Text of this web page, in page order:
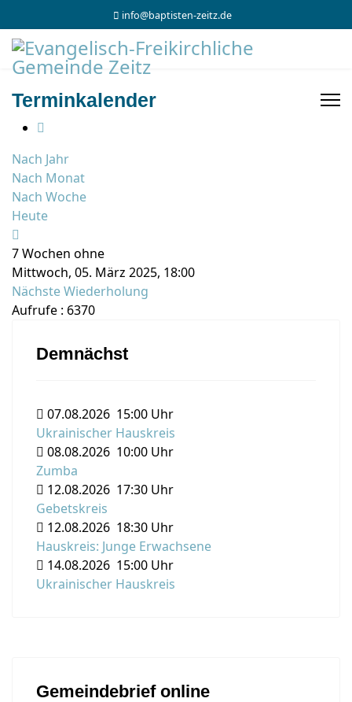
info@baptisten-zeitz.de
Terminkalender
Nach Jahr
Nach Monat
Nach Woche
Heute
7 Wochen ohne
Mittwoch, 05. März 2025, 18:00
Nächste Wiederholung
Aufrufe : 6370
Demnächst
07.08.2026 15:00 Uhr
Ukrainischer Hauskreis
08.08.2026 10:00 Uhr
Zumba
12.08.2026 17:30 Uhr
Gebetskreis
12.08.2026 18:30 Uhr
Hauskreis: Junge Erwachsene
14.08.2026 15:00 Uhr
Ukrainischer Hauskreis
Gemeindebrief online